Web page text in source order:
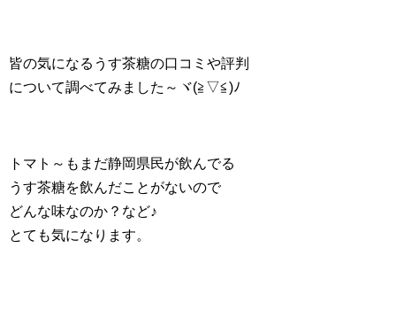
皆の気になるうす茶糖の口コミや評判
について調べてみました～ヾ(≧▽≦)ﾉ
トマト～もまだ静岡県民が飲んでる
うす茶糖を飲んだことがないので
どんな味なのか？など♪
とても気になります。